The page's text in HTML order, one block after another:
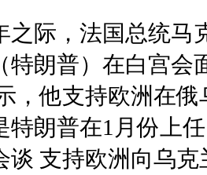
之际，法国总统马
特朗普）在白宫会
，他支持欧洲在
特朗普在1月份上
谈 支持欧洲向乌